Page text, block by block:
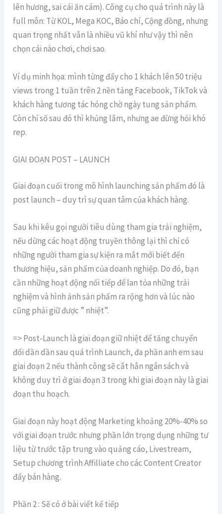
lên hương, sai cái ăn cám). Công cụ cho quá trình này là
full môn: Từ KOL, Mega KOC, Báo chí, Cộng đồng, nhưng
quan trọng nhất vẫn là nhiều vũ khí như vậy thì nên
chọn cái nào chơi, chơi sao.
Ví dụ minh họa: mình từng đẩy cho 1 khách lên 50 triệu
views trong 1 tuần trên 2 nền tảng Facebook, TikTok và
khách hàng tương tác hóng chờ ngày tung sản phẩm.
Còn chỉ số sau đó thì khủng lắm, nhưng ae đừng hỏi khó
rep.
GIAI ĐOẠN POST – LAUNCH
Giai đoạn cuối trong mô hình launching sản phẩm đó là
post launch – duy trì sự quan tâm của khách hàng.
Sau khi kêu gọi người tiêu dùng tham gia trải nghiệm,
nếu dừng các hoạt động truyền thông lại thì chỉ có
những người tham gia sự kiện ra mắt mới biết đến
thương hiệu, sản phẩm của doanh nghiệp. Do đó, bạn
cần những hoạt động nối tiếp để lan tỏa những trải
nghiệm và hình ảnh sản phẩm ra rộng hơn và lúc nào
cũng phải giữ được ” nhiệt”.
=> Post-Launch là giai đoạn giữ nhiệt để tăng chuyển
đổi dần dần sau quá trình Launch, đa phần anh em sau
giai đoạn 2 nếu thành công sẽ cắt hẳn ngân sách và
không duy trì ở giai đoạn 3 trong khi giai đoạn này là giai
đoạn thu hoạch.
Giai đoạn này hoạt động Marketing khoảng 20%-40% so
với giai đoạn trước nhưng phần lớn trọng dụng những tư
liệu từ trước tập trung vào quảng cáo, Livestream,
Setup chương trình Affilliate cho các Content Creator
đẩy bán hàng.
Phần 2 : Sẽ có ở bài viết kế tiếp